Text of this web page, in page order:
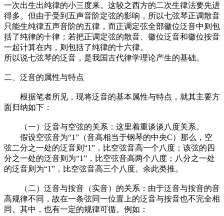
一次出生出纯律的小三度来。这较之西方的二次生律法要先进
得多。但由于受到五声音阶定弦的影响，所以七弦琴正调散音
只能生纯律五声音阶的五律，而正调定弦全部徽位泛音中则包
括了纯律的十律；若把正调定弦的散音、徽位泛音和徽位按音
一起计算在内，则包括了纯律的十六律。
所以说七弦琴的泛音，是我国古代律学理论产生的基础。
二、泛音的属性与特点
根据笔者所见，现将泛音的基本属性与特点，就其主要方
面归纳如下：
（一）泛音与空弦的关系：这里着重谈谈八度关系。
假设空弦音为“1”（音高相当于钢琴的中央C）那么，空
弦二分之一处的泛音则“1”，比空弦音高一个八度；该弦的四
分之一处的泛音则为“1”，比空弦音高两个八度；八分之一处
的泛音则为“1”，比空弦音高三个八度。余此类推。
（二）泛音与按音（实音）的关系：由于泛音与按音的音
高规律不同，故在一条弦同一位置上的泛音与按音也不完全相
同。其中，也有一定的规律可循。例如：